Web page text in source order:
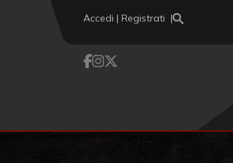
Accedi | Registrati